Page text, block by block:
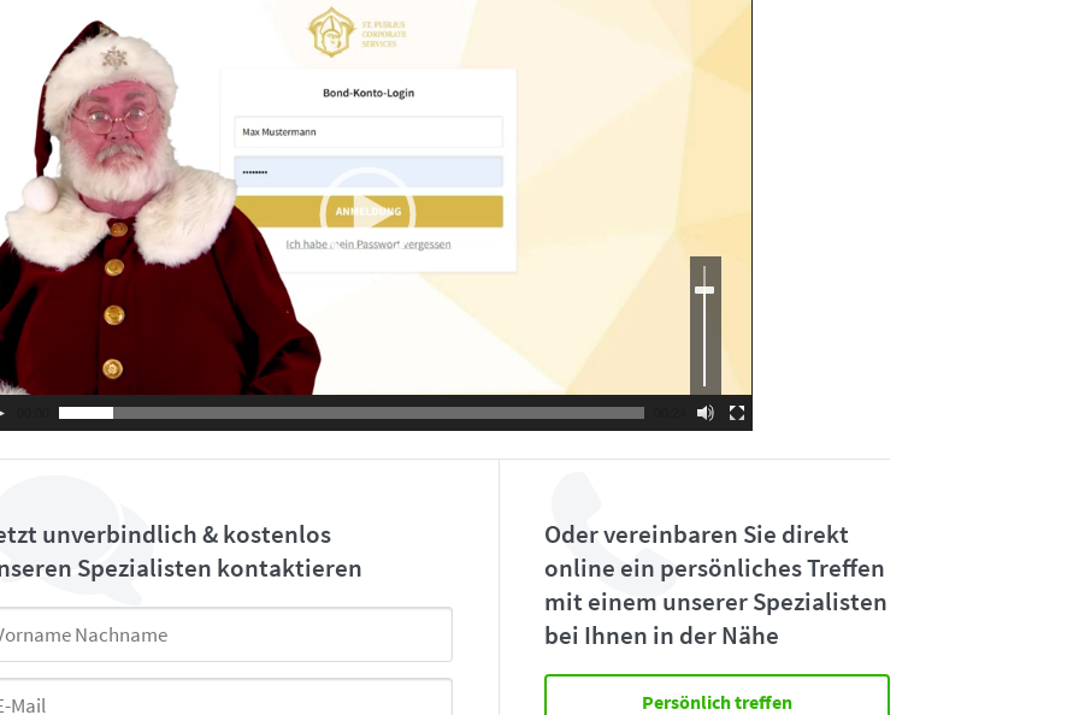
Player
Arrow
unverbindlich & kostenlos
Spezialisten kontaktieren
Oder vereinbaren Sie direkt
online ein persönliches Treffen
mit einem unserer Spezialisten
bei Ihnen in der Nähe
Persönlich treffen